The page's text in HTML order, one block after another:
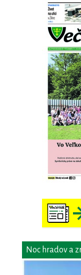
Noc hradov a